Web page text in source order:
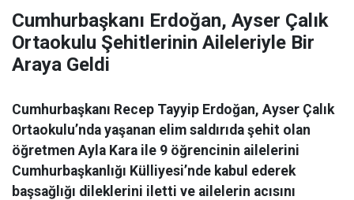
Cumhurbaşkanı Erdoğan, Ayser Çalık
Ortaokulu Şehitlerinin Aileleriyle Bir
Araya Geldi
Cumhurbaşkanı Recep Tayyip Erdoğan, Ayser Çalık
Ortaokulu’nda yaşanan elim saldırıda şehit olan
öğretmen Ayla Kara ile 9 öğrencinin ailelerini
Cumhurbaşkanlığı Külliyesi’nde kabul ederek
başsağlığı dileklerini iletti ve ailelerin acısını